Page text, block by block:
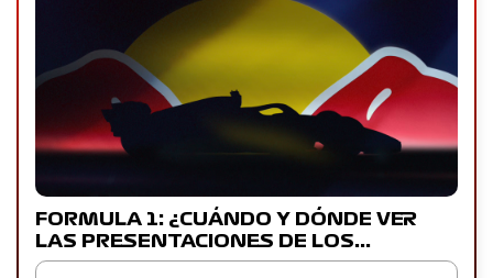
FORMULA 1: ¿CUÁNDO Y DÓNDE VER
LAS PRESENTACIONES DE LOS…